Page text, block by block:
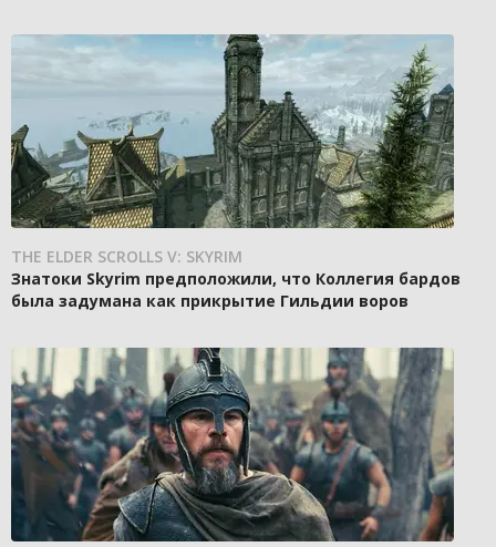
THE ELDER SCROLLS V: SKYRIM
Знатоки Skyrim предположили, что Коллегия бардов
была задумана как прикрытие Гильдии воров